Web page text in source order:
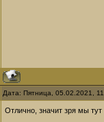
Дата: Пятница, 05.02.2021,
Отлично, значит зря мы